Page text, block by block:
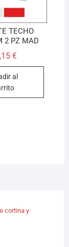
TECHO
2 PZ MAD
€
al
cortina y